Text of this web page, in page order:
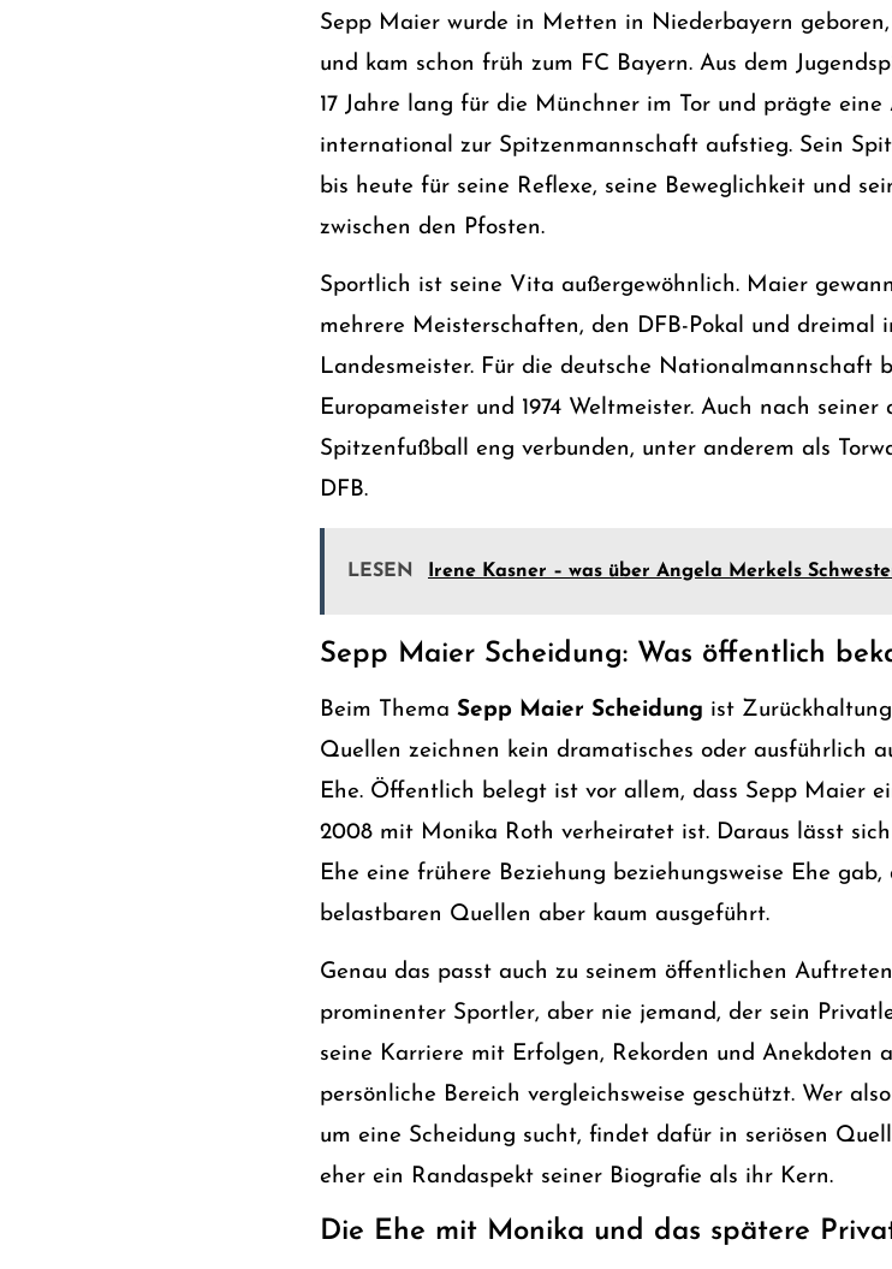
Sepp Maier wurde in Metten in Niederbayern
und kam schon früh zum FC Bayern. Aus dem
17 Jahre lang für die Münchner im Tor und prägte
international zur Spitzenmannschaft aufstieg. Sein
bis heute für seine Reflexe, seine Beweglichkeit und
zwischen den Pfosten.
Sportlich ist seine Vita außergewöhnlich. Maier
mehrere Meisterschaften, den DFB-Pokal und dreimal
Landesmeister. Für die deutsche Nationalmannschaft
Europameister und 1974 Weltmeister. Auch nach
Spitzenfußball eng verbunden, unter anderem als
DFB.
LESEN Irene Kasner – was über Angela Merkels
Sepp Maier Scheidung: Was öffentlich
Beim Thema Sepp Maier Scheidung ist
Quellen zeichnen kein dramatisches oder ausführlich
Ehe. Öffentlich belegt ist vor allem, dass Sepp Maier
2008 mit Monika Roth verheiratet ist. Daraus lässt
Ehe eine frühere Beziehung beziehungsweise Ehe
belastbaren Quellen aber kaum ausgeführt.
Genau das passt auch zu seinem öffentlichen
prominenter Sportler, aber nie jemand, der sein
seine Karriere mit Erfolgen, Rekorden und Anekdoten
persönliche Bereich vergleichsweise geschützt. Wer
um eine Scheidung sucht, findet dafür in seriösen
eher ein Randaspekt seiner Biografie als ihr Kern.
Die Ehe mit Monika und das spätere